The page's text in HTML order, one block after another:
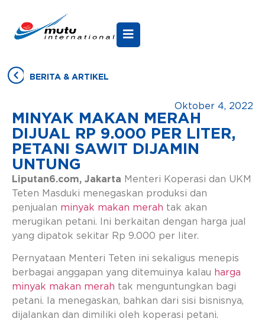
BERITA & ARTIKEL
Oktober 4, 2022
MINYAK MAKAN MERAH
DIJUAL RP 9.000 PER LITER,
PETANI SAWIT DIJAMIN
UNTUNG
Liputan6.com, Jakarta Menteri Koperasi dan UKM
Teten Masduki menegaskan produksi dan
penjualan minyak makan merah tak akan
merugikan petani. Ini berkaitan dengan harga jual
yang dipatok sekitar Rp 9.000 per liter.
Pernyataan Menteri Teten ini sekaligus menepis
berbagai anggapan yang ditemuinya kalau harga
minyak makan merah tak menguntungkan bagi
petani. Ia menegaskan, bahkan dari sisi bisnisnya,
dijalankan dan dimiliki oleh koperasi petani.